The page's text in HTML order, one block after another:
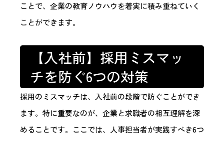
ことで、企業の教育ノウハウを着実に積み重ねていく
ことができます。
【入社前】採用ミスマッ
チを防ぐ6つの対策
採用のミスマッチは、入社前の段階で防ぐことができ
ます。特に重要なのが、企業と求職者の相互理解を深
めることです。ここでは、人事担当者が実践すべき6つ